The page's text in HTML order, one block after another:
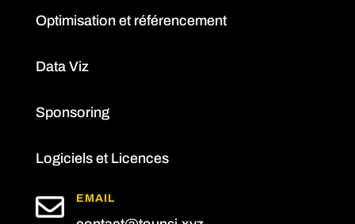
Optimisation et référencement
Data Viz
Sponsoring
Logiciels et Licences
 EMAIL